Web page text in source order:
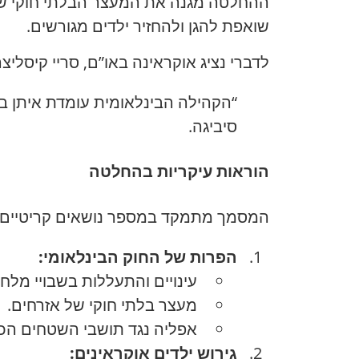
שואפת להגן ולהחזיר ילדים מגורשים.
לדברי נציג אוקראינה באו”ם, סריי
“הקהילה הבינלאומית עומדת איתן
סיביגה.
הוראות עיקריות בהחלטה
המסמך מתמקד במספר נושאים
הפרות של החוק הבינלאומי:
עינויים והתעללות בשבויי
מעצר בלתי חוקי של אזרחים.
אפליה נגד תושבי השטחים
גירוש ילדים אוקראינים: